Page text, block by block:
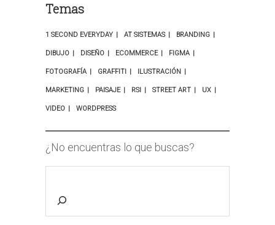
Temas
1 SECOND EVERYDAY AT SISTEMAS BRANDING
DIBUJO DISEÑO ECOMMERCE FIGMA
FOTOGRAFÍA GRAFFITI ILUSTRACIÓN
MARKETING PAISAJE RSI STREET ART UX
VIDEO WORDPRESS
¿No encuentras lo que buscas?